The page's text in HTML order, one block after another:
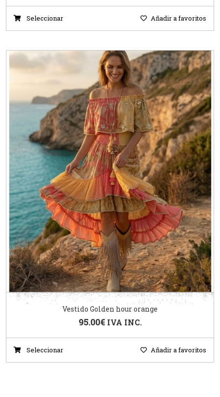
Seleccionar Añadir a favoritos
Vestido Golden hour orange
95.00€ IVA INC.
Seleccionar Añadir a favoritos